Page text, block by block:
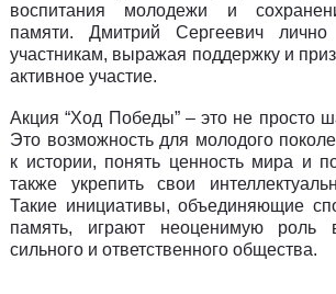
воспитания молодежи и
памяти. Дмитрий Сергеевич лично
участникам, выражая поддержку и
активное участие.
Акция “Ход Победы” – это не просто
Это возможность для молодого
к истории, понять ценность мира и
также укрепить свои
Такие инициативы, объединяющие
память, играют неоценимую роль
сильного и ответственного общества.